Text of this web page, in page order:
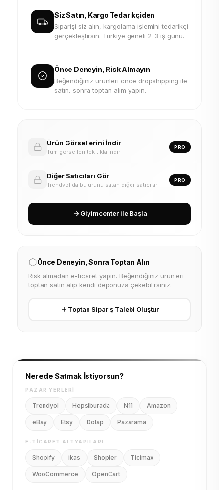
Siz Satın, Kargo Tedarikçiden
Siparişi siz alın, kargolama işlemini tedarikçi
gerçekleştirsin. Türkiye geneli 2-3 iş günü.
Önce Deneyin, Risk Almayın
Beğendiğiniz ürünleri önce dropshipping ile
satın, sonra toptan alım yapın.
Ürün Görsellerini İndir
Tüm görselleri tek tıkla indir
PRO
Diğer Satıcıları Gör
Trendyol'da bu ürünü satan diğer satıcılar
PRO
Giyimcenter ile Başla
Önce Deneyin, Sonra Toptan Alın
Risk almadan e-ticaret yapın. Beğendiğiniz ürünleri
toptan satın alıp kendi deponuza çekebilirsiniz.
Toptan Sipariş Talebi Oluştur
Nerede Satmak İstiyorsun?
PAZAR YERLERI
Trendyol Hepsiburada N11 Amazon
eBay Etsy Dolap Pazarama
E-TICARET ALTYAPILARI
Shopify ikas Shopier Ticimax
WooCommerce OpenCart